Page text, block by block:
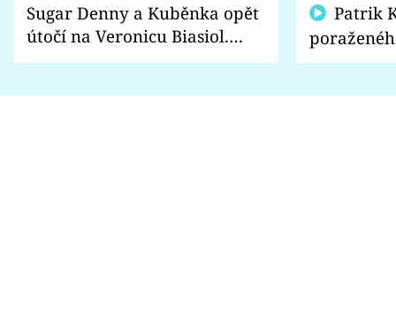
Sugar Denny a Kuběnka opět
útočí na Veronicu Biasiol.
Proč je podle nich falešná a
fanoušci